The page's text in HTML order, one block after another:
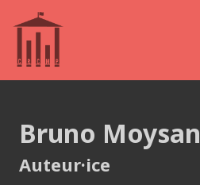
Bruno Moysan
Auteur·ice